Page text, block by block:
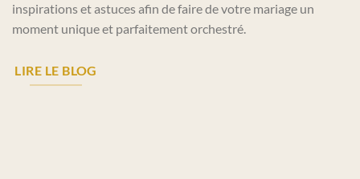
inspirations et astuces afin de faire de votre mariage un
moment unique et parfaitement orchestré.
LIRE LE BLOG